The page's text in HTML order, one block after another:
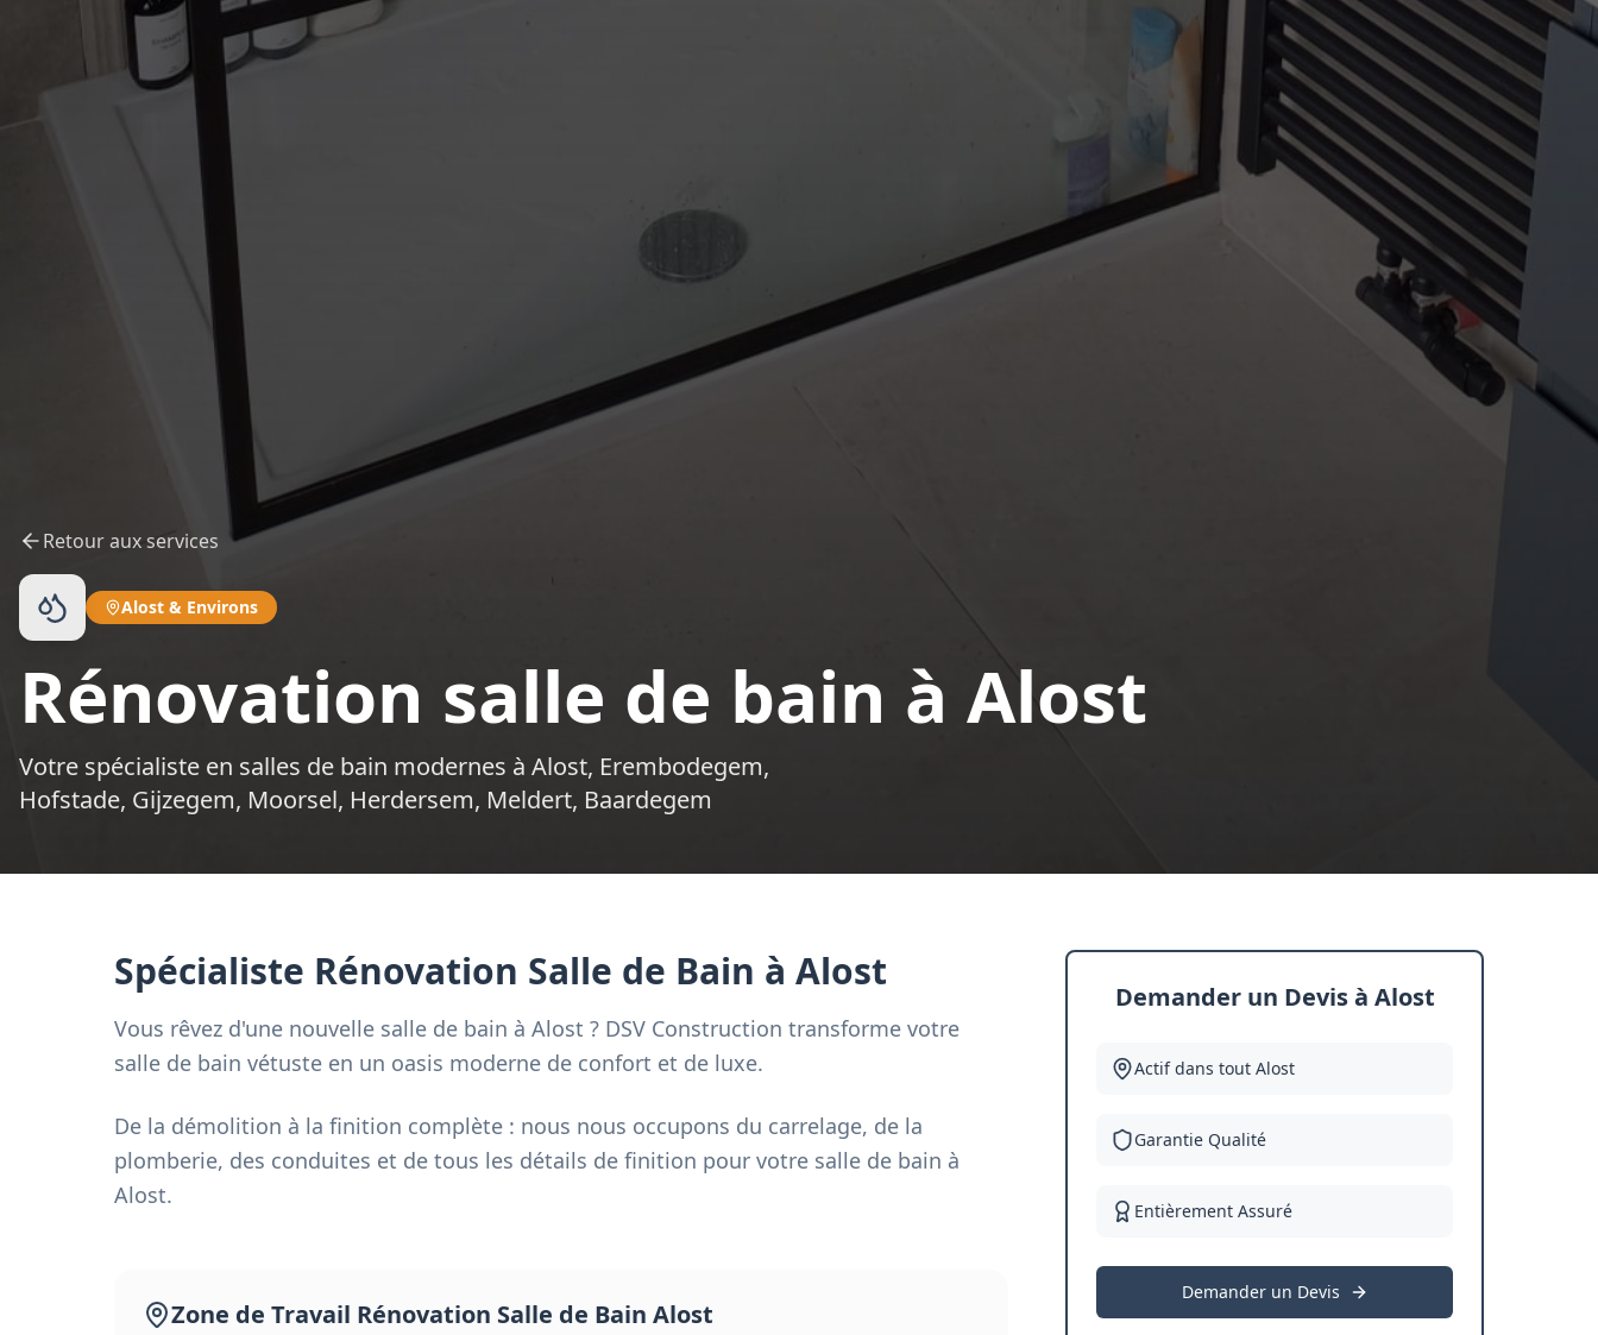
Retour aux services
Alost & Environs
Rénovation salle de bain à Alost
Votre spécialiste en salles de bain modernes à Alost, Erembodegem,
Hofstade, Gijzegem, Moorsel, Herdersem, Meldert, Baardegem
Spécialiste Rénovation Salle de Bain à Alost
Vous rêvez d'une nouvelle salle de bain à Alost ? DSV Construction transforme votre
salle de bain vétuste en un oasis moderne de confort et de luxe.
De la démolition à la finition complète : nous nous occupons du carrelage, de la
plomberie, des conduites et de tous les détails de finition pour votre salle de bain à
Alost.
Zone de Travail Rénovation Salle de Bain Alost
Demander un Devis à Alost
Actif dans tout Alost
Garantie Qualité
Entièrement Assuré
Demander un Devis